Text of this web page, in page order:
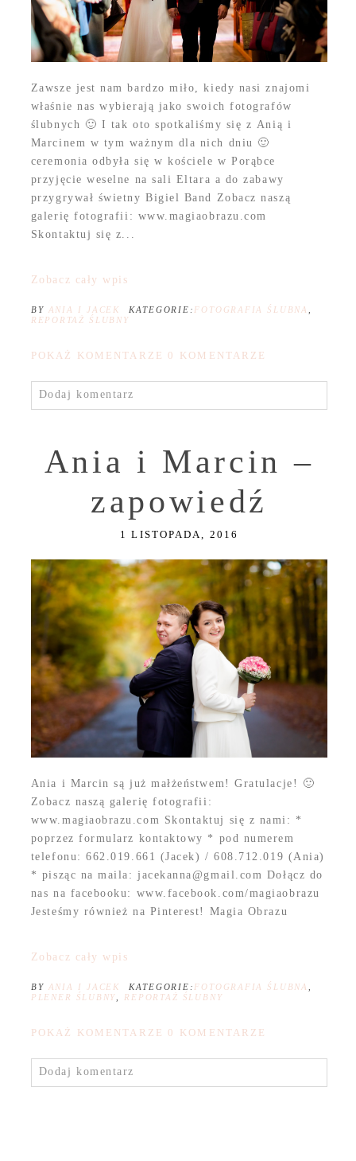
Zawsze jest nam bardzo miło, kiedy nasi znajomi
właśnie nas wybierają jako swoich fotografów
ślubnych 🙂 I tak oto spotkaliśmy się z Anią i
Marcinem w tym ważnym dla nich dniu 🙂
ceremonia odbyła się w kościele w Porąbce
przyjęcie weselne na sali Eltara a do zabawy
przygrywał świetny Bigiel Band Zobacz naszą
galerię fotografii: www.magiaobrazu.com
Skontaktuj się z...
Zobacz cały wpis
BY ANIA I JACEK KATEGORIE: FOTOGRAFIA ŚLUBNA
REPORTAŻ ŚLUBNY
POKAŻ KOMENTARZE 0 KOMENTARZE
Dodaj komentarz
Ania i Marcin –
zapowiedź
1 LISTOPADA, 2016
Ania i Marcin są już małżeństwem! Gratulacje! 🙂
Zobacz naszą galerię fotografii:
www.magiaobrazu.com Skontaktuj się z nami: *
poprzez formularz kontaktowy * pod numerem
telefonu: 662.019.661 (Jacek) / 608.712.019 (Ania)
* pisząc na maila: jacekanna@gmail.com Dołącz do
nas na facebooku: www.facebook.com/magiaobrazu
Jesteśmy również na Pinterest! Magia Obrazu
Zobacz cały wpis
BY ANIA I JACEK KATEGORIE: FOTOGRAFIA ŚLUBNA
PLENER ŚLUBNY
REPORTAŻ ŚLUBNY
POKAŻ KOMENTARZE 0 KOMENTARZE
Dodaj komentarz